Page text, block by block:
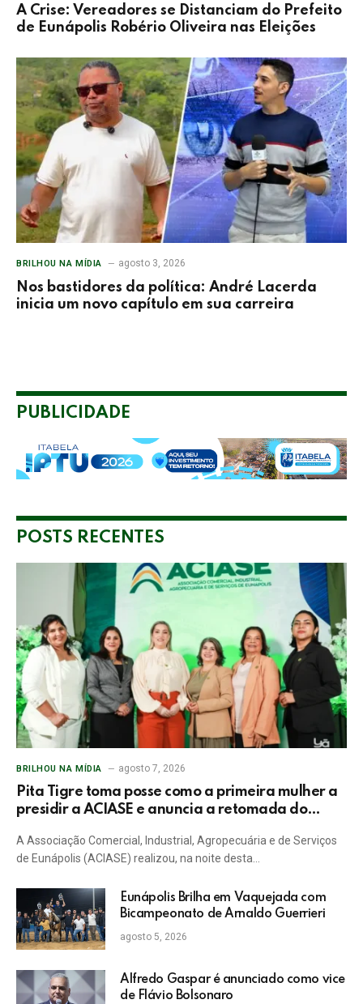
A Crise: Vereadores se Distanciam do Prefeito
de Eunápolis Robério Oliveira nas Eleições
BRILHOU NA MÍDIA agosto 3, 2026
Nos bastidores da política: André Lacerda
inicia um novo capítulo em sua carreira
PUBLICIDADE
POSTS RECENTES
BRILHOU NA MÍDIA agosto 7, 2026
Pita Tigre toma posse como a primeira mulher a
presidir a ACIASE e anuncia a retomada do
A Associação Comercial, Industrial, Agropecuária e de Serviços
de Eunápolis (ACIASE) realizou, na noite desta…
Eunápolis Brilha em Vaquejada com
Bicampeonato de Arnaldo Guerrieri
agosto 5, 2026
Alfredo Gaspar é anunciado como vice
de Flávio Bolsonaro